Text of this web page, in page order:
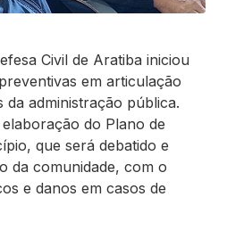
Civil de Aratiba iniciou
em articulação
da administração pública.
do Plano de
que será debatido e
da comunidade, com o
e danos em casos de